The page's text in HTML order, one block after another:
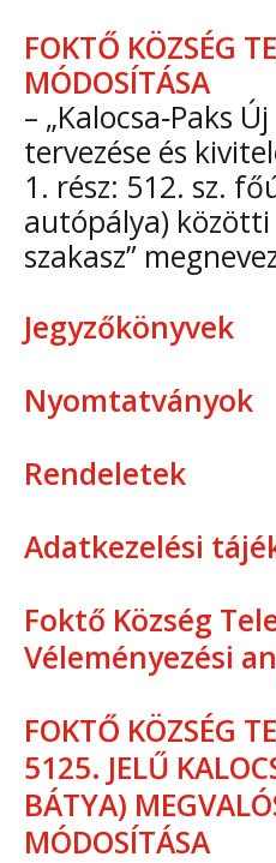
FOKTŐ KÖZSÉG
MÓDOSÍTÁSA
– „Kalocsa‐Paks
tervezése és
1. rész: 512. sz.
autópálya) közötti
szakasz”
Jegyzőkönyvek
Nyomtatványok
Rendeletek
Adatkezelési
Foktő Község
Véleményezési
FOKTŐ KÖZSÉG
5125. JELŰ
BÁTYA)
MÓDOSÍTÁSA